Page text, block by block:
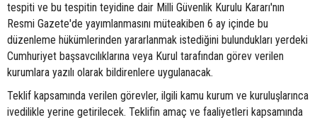
tespiti ve bu tespitin teyidine dair Milli Güvenlik Kurulu Kararı'nın
Resmi Gazete'de yayımlanmasını müteakiben 6 ay içinde bu
düzenleme hükümlerinden yararlanmak istediğini bulundukları yerdeki
Cumhuriyet başsavcılıklarına veya Kurul tarafından görev verilen
kurumlara yazılı olarak bildirenlere uygulanacak.
Teklif kapsamında verilen görevler, ilgili kamu kurum ve kuruluşlarınca
ivedilikle yerine getirilecek. Teklifin amaç ve faaliyetleri kapsamında